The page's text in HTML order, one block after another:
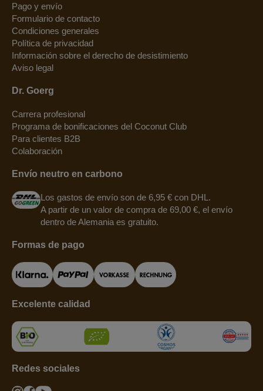
Pago y envío
Formulario de contacto
Condiciones generales
Política de privacidad
Información sobre el derecho de desistimiento
Aviso legal
Dr. Goerg
Carrera profesional
Programa de bonificaciones del Coconut Club
Para clientes B2B
Colaboración
Envío neutro en carbono
Los gastos de envío son de 6,95 € con DHL.
A partir de un valor de compra de 69,00 €, el envío
dentro de Alemania es gratuito.
Formas de pago
Excelente calidad
Redes sociales